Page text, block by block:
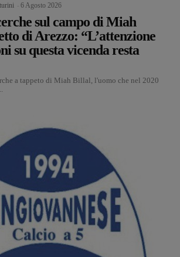
6 Agosto 2026
sul campo di Miah
di Arezzo: “L’attenzione
su questa vicenda resta
a tappeto di Miah Billal, l'uomo che nel 2020